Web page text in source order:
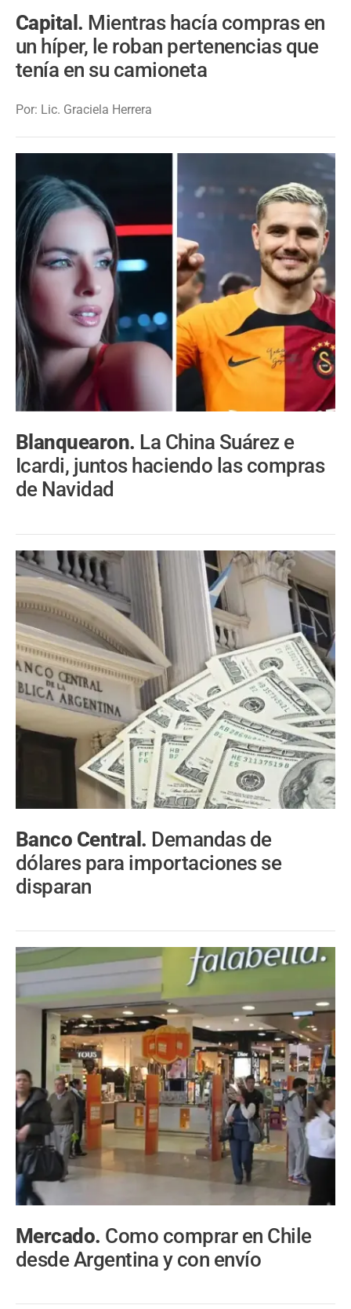
Capital. Mientras hacía compras en
un híper, le roban pertenencias que
tenía en su camioneta
Por: Lic. Graciela Herrera
Blanquearon. La China Suárez e
Icardi, juntos haciendo las compras
de Navidad
Banco Central. Demandas de
dólares para importaciones se
disparan
Mercado. Como comprar en Chile
desde Argentina y con envío